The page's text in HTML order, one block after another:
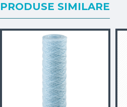
PRODUSE SIMILARE